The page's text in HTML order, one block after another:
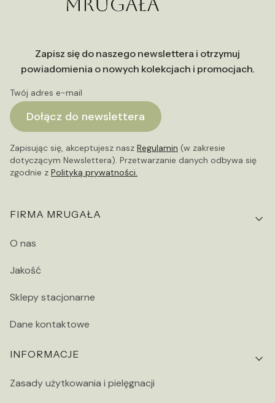
Zapisz się do naszego newslettera i otrzymuj
powiadomienia o nowych kolekcjach i promocjach.
Twój adres e-mail
Dołącz do newslettera
Zapisując się, akceptujesz nasz Regulamin (w zakresie
dotyczącym Newslettera). Przetwarzanie danych odbywa się
zgodnie z Polityką prywatności.
Linki w stopce
FIRMA MRUGAŁA
O nas
Jakość
Sklepy stacjonarne
Dane kontaktowe
INFORMACJE
Zasady użytkowania i pielęgnacji